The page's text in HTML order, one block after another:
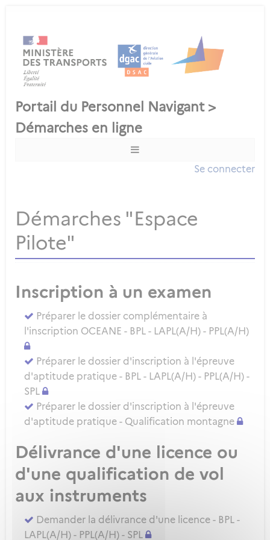
Se connecter
Démarches "Espace
Pilote"
Inscription à un examen
Préparer le dossier complémentaire à
l'inscription OCEANE - BPL - LAPL(A/H) - PPL(A/H)
Préparer le dossier d'inscription à l'épreuve
d'aptitude pratique - BPL - LAPL(A/H) - PPL(A/H) -
SPL
Préparer le dossier d'inscription à l'épreuve
d'aptitude pratique - Qualification montagne
Délivrance d'une licence ou
d'une qualification de vol
aux instruments
Demander la délivrance d'une licence - BPL -
LAPL(A/H) - PPL(A/H) - SPL